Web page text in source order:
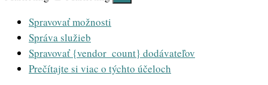
Spravovať možnosti
Správa služieb
Spravovať {vendor_count} dodávateľov
Prečítajte si viac o týchto účeloch